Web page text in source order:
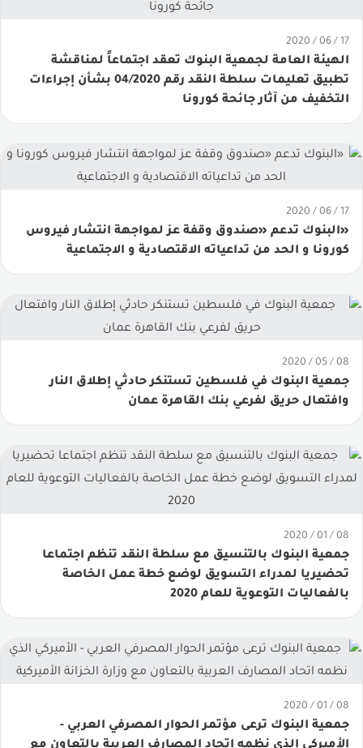
الصيرفة الإسلامية
المسؤولية المجتمعية
أعرف أكثر
ابحث في الموقع
17 / 06 / 2020
الهيئة العامة لجمعية البنوك تعقد اجتماعاً لمناقشة
تطبيق تعليمات سلطة النقد رقم 04/2020 بشأن إجراءات
التخفيف من آثار جائحة كورونا
17 / 06 / 2020
«البنوك تدعم «صندوق وقفة عز لمواجهة انتشار فيروس
كورونا و الحد من تداعياته الاقتصادية و الاجتماعية
08 / 05 / 2020
جمعية البنوك في فلسطين تستنكر حادثي إطلاق النار
وافتعال حريق لفرعي بنك القاهرة عمان
08 / 01 / 2020
جمعية البنوك بالتنسيق مع سلطة النقد تنظم اجتماعا
تحضيريا لمدراء التسويق لوضع خطة عمل الخاصة
بالفعاليات التوعوية للعام 2020
08 / 01 / 2020
جمعية البنوك ترعى مؤتمر الحوار المصرفي العربي -
الأميركي الذي نظمه اتحاد المصارف العربية بالتعاون مع